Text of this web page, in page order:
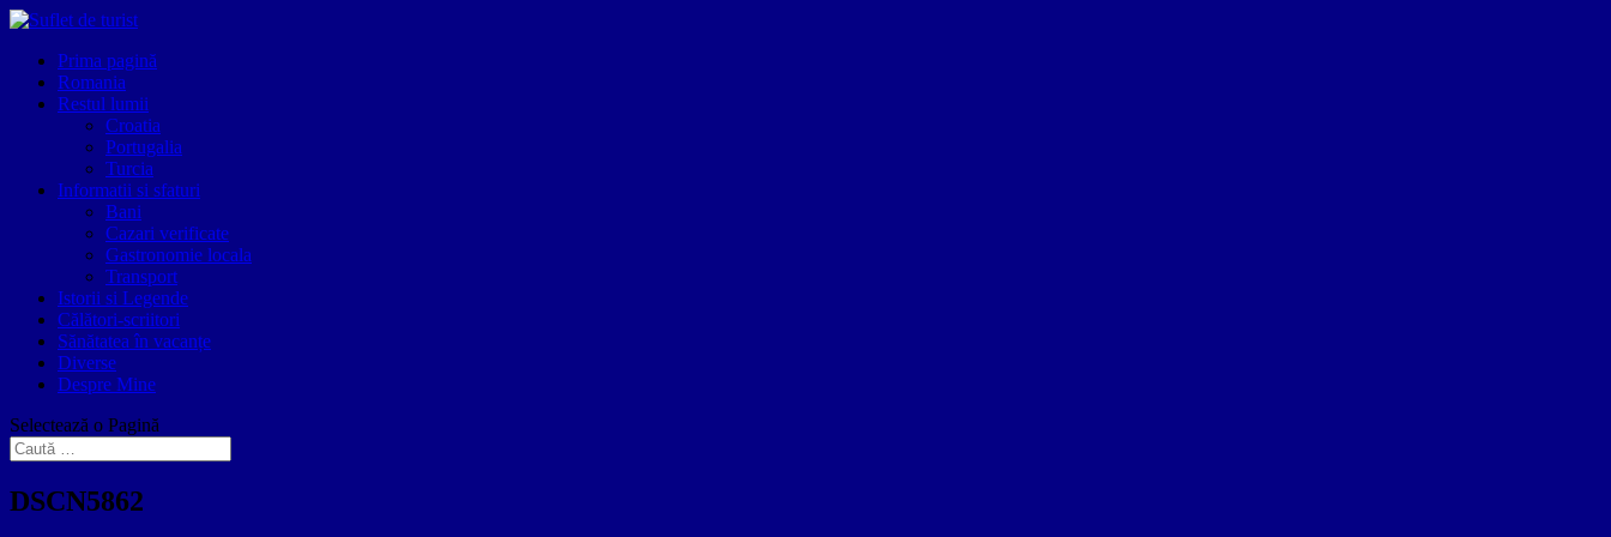
Prima pagină
Romania
Restul lumii
Croatia
Portugalia
Turcia
Informatii si sfaturi
Bani
Cazari verificate
Gastronomie locala
Transport
Istorii si Legende
Călători-scriitori
Sănătatea în vacanțe
Diverse
Despre Mine
Selectează o Pagină
DSCN5862